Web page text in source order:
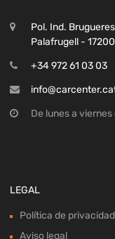
Pol. Ind.
Palafrugell -
+34 972 61 03 03
De lunes a
LEGAL
Política de privacidad
Aviso legal